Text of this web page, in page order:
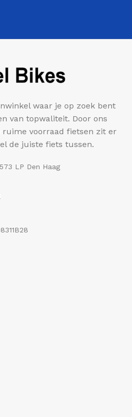
waar je op zoek bent
van topwaliteit. Door ons
voorraad fietsen zit er
de juiste fiets tussen.
LP Den Haag